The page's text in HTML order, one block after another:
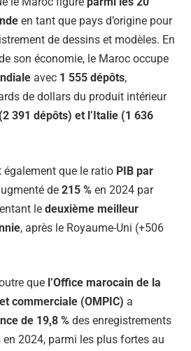
en tant que pays d’origine pour
de dessins et modèles. En
son économie, le Maroc occupe
avec 1 555 dépôts,
de dollars du produit intérieur
391 dépôts) et l’Italie (1 636
que le ratio PIB par
de 215 % en 2024 par
le deuxième meilleur
, après le Royaume-Uni (+506
que l’Office marocain de la
commerciale (OMPIC) a
de 19,8 % des enregistrements
2024, parmi les plus fortes au